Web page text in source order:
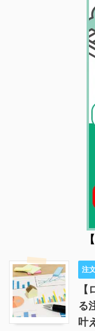
注
る
叶